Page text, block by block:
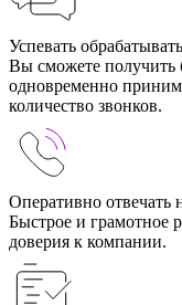
Успевать
Вы сможете получить
одновременно
количество звонков.
Оперативно отвечать
Быстрое и грамотное
доверия к компании.